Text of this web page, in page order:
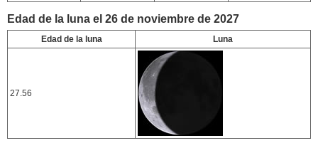
Edad de la luna el 26 de noviembre de 2027
Edad de la luna Luna
27.56